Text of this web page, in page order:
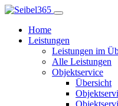
Home
Leistungen
Leistungen im
Alle Leistungen
Objektservice
Übersicht